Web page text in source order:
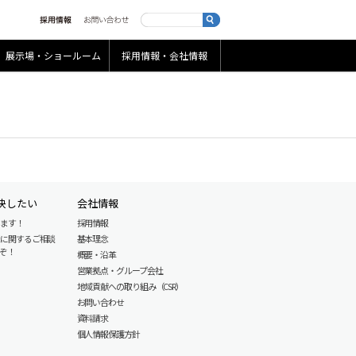
展示場・ショールーム 採用情報・会社情報
したい
す！
関するご相談
！
会社情報
採用情報
基本理念
概要・沿革
営業拠点・グループ会社
地域貢献への取り組み（CSR）
お問い合わせ
資料請求
個人情報保護方針